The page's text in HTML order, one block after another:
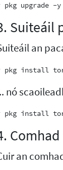
Suiteáil
an
nó
an